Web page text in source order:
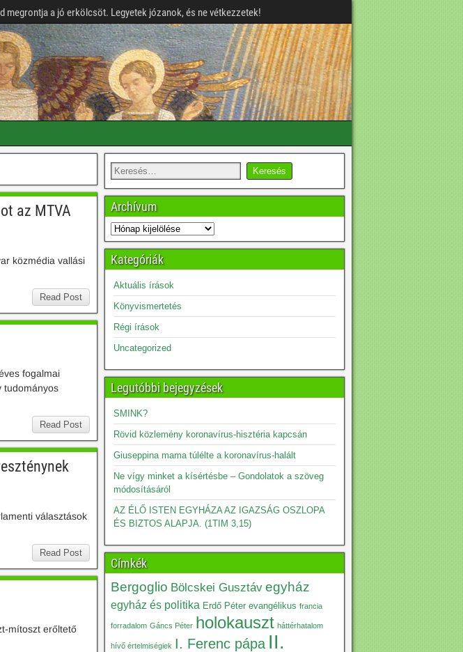
megrontja a jó erkölcsöt. Legyetek józanok, és ne vétkezzetek!
az MTVA
közmédia vallási
Read Post
fogalmai
tudományos
Read Post
választások
Read Post
mítoszt erőltető
Archívum
Kategóriák
Aktuális írások
Könyvismertetés
Régi írások
Uncategorized
Legutóbbi bejegyzések
SMINK?
Rövid közlemény koronavírus-hisztéria kapcsán
Giuseppina mama túlélte a koronavírus-halált
Ne vígy minket a kísértésbe – Gondolatok a szöveg
módosításáról
AZ ÉLŐ ISTEN EGYHÁZA AZ IGAZSÁG OSZLOPA
ÉS BIZTOS ALAPJA. (1TIM 3,15)
Címkék
Bergoglio Bölcskei Gusztáv egyház
egyház és politika Erdő Péter evangélikus francia
forradalom Gáncs Péter holokauszt háttérhatalom
hívő értelmiségiek I. Ferenc pápa II.